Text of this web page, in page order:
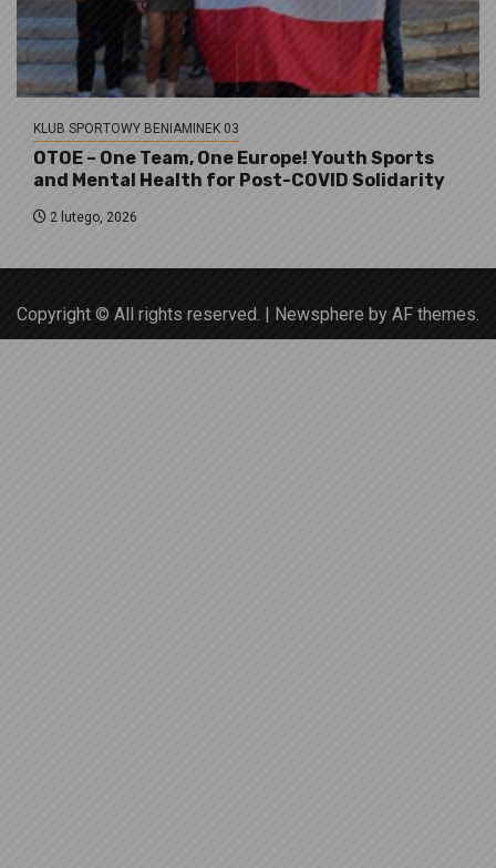
KLUB SPORTOWY BENIAMINEK 03
OTOE – One Team, One Europe! Youth Sports
and Mental Health for Post-COVID Solidarity
2 lutego, 2026
Copyright © All rights reserved. | Newsphere by AF themes.